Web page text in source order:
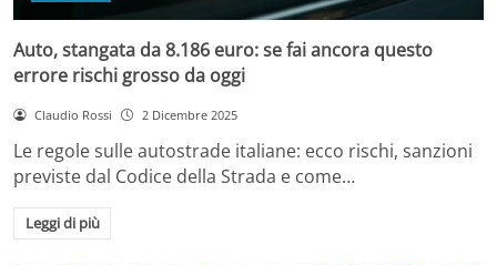
Auto, stangata da 8.186 euro: se fai ancora questo
errore rischi grosso da oggi
Claudio Rossi 2 Dicembre 2025
Le regole sulle autostrade italiane: ecco rischi, sanzioni
previste dal Codice della Strada e come…
Leggi di più